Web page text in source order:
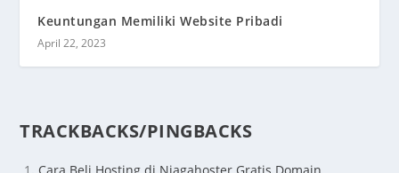
Keuntungan Memiliki Website Pribadi
April 22, 2023
TRACKBACKS/PINGBACKS